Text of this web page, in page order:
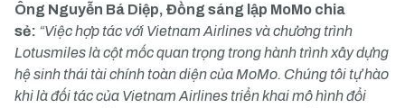
Ông Nguyễn Bá Diệp, Đồng sáng lập MoMo chia
sẻ: “Việc hợp tác với Vietnam Airlines và chương trình
Lotusmiles là cột mốc quan trọng trong hành trình xây dựng
hệ sinh thái tài chính toàn diện của MoMo. Chúng tôi tự hào
khi là đối tác của Vietnam Airlines triển khai mô hình đổi